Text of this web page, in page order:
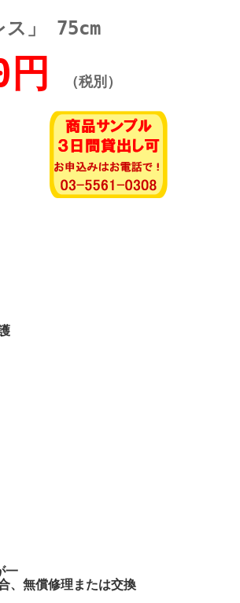
ス」 75cm
（税別）
一
無償修理または交換